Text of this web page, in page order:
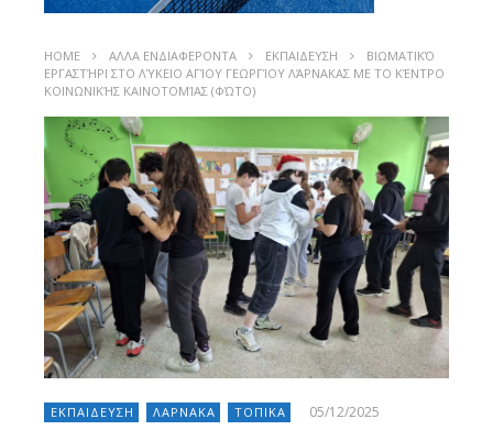
HOME ΑΛΛΑ ΕΝΔΙΑΦΕΡΟΝΤΑ ΕΚΠΑΙΔΕΥΣΗ
ΒΙΩΜΑΤΙΚΌ
ΕΡΓΑΣΤΉΡΙ ΣΤΟ ΛΎΚΕΙΟ ΑΓΊΟΥ ΓΕΩΡΓΊΟΥ ΛΆΡΝΑΚΑΣ ΜΕ ΤΟ ΚΈΝΤΡΟ
ΚΟΙΝΩΝΙΚΉΣ ΚΑΙΝΟΤΟΜΊΑΣ (ΦΏΤΟ)
ΕΚΠΑΙΔΕΥΣΗ ΛΑΡΝΑΚΑ ΤΟΠΙΚΑ 05/12/2025